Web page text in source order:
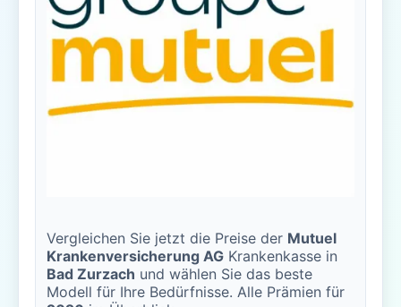
Vergleichen Sie jetzt die Preise der Mutuel
Krankenversicherung AG Krankenkasse in
Bad Zurzach und wählen Sie das beste
Modell für Ihre Bedürfnisse. Alle Prämien für